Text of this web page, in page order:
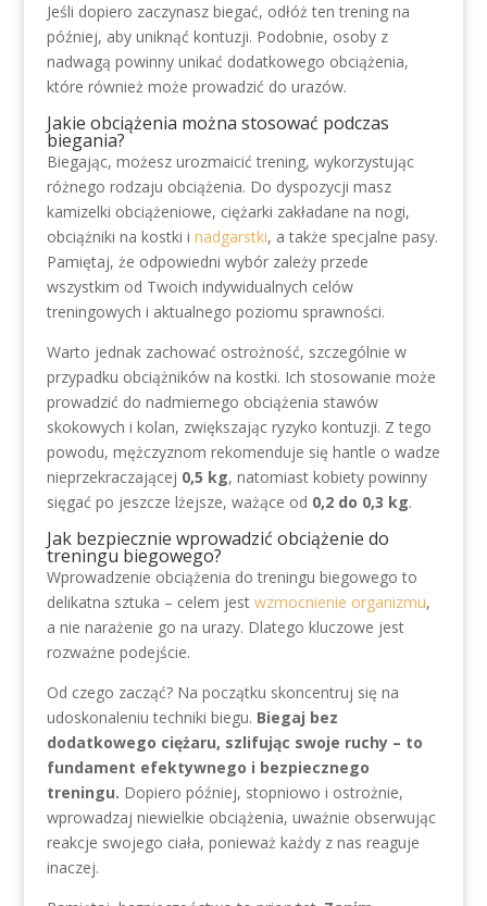
Jeśli dopiero zaczynasz biegać, odłóż ten trening na
później, aby uniknąć kontuzji. Podobnie, osoby z
nadwagą powinny unikać dodatkowego obciążenia,
które również może prowadzić do urazów.
Jakie obciążenia można stosować podczas
biegania?
Biegając, możesz urozmaicić trening, wykorzystując
różnego rodzaju obciążenia. Do dyspozycji masz
kamizelki obciążeniowe, ciężarki zakładane na nogi,
obciążniki na kostki i nadgarstki, a także specjalne pasy.
Pamiętaj, że odpowiedni wybór zależy przede
wszystkim od Twoich indywidualnych celów
treningowych i aktualnego poziomu sprawności.
Warto jednak zachować ostrożność, szczególnie w
przypadku obciążników na kostki. Ich stosowanie może
prowadzić do nadmiernego obciążenia stawów
skokowych i kolan, zwiększając ryzyko kontuzji. Z tego
powodu, mężczyznom rekomenduje się hantle o wadze
nieprzekraczającej 0,5 kg, natomiast kobiety powinny
sięgać po jeszcze lżejsze, ważące od 0,2 do 0,3 kg.
Jak bezpiecznie wprowadzić obciążenie do
treningu biegowego?
Wprowadzenie obciążenia do treningu biegowego to
delikatna sztuka – celem jest wzmocnienie organizmu,
a nie narażenie go na urazy. Dlatego kluczowe jest
rozważne podejście.
Od czego zacząć? Na początku skoncentruj się na
udoskonaleniu techniki biegu. Biegaj bez
dodatkowego ciężaru, szlifując swoje ruchy – to
fundament efektywnego i bezpiecznego
treningu. Dopiero później, stopniowo i ostrożnie,
wprowadzaj niewielkie obciążenia, uważnie obserwując
reakcje swojego ciała, ponieważ każdy z nas reaguje
inaczej.